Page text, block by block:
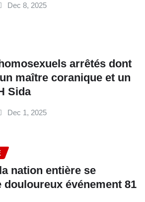
Dec 8, 2025
arrêtés dont
maître coranique et un
Sida
Dec 1, 2025
nation entière se
douloureux événement 81